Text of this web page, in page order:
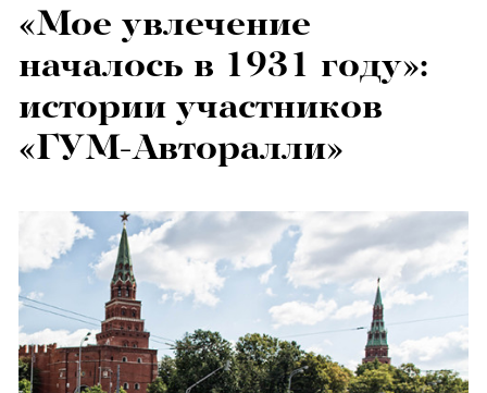
«Мое увлечение
началось в 1931 году»:
истории участников
«ГУМ-Авторалли»